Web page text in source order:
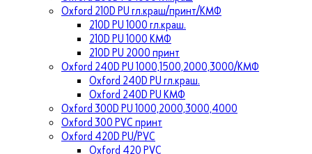
Oxford 210D PU гл.краш/принт/КМФ
210D PU 1000 гл.краш.
210D PU 1000 КМФ
210D PU 2000 принт
Oxford 240D PU 1000,1500,2000,3000/КМФ
Oxford 240D PU гл.краш.
Oxford 240D PU КМФ
Oxford 300D PU 1000,2000,3000,4000
Oxford 300 PVC принт
Oxford 420D PU/PVC
Oxford 420 PVC